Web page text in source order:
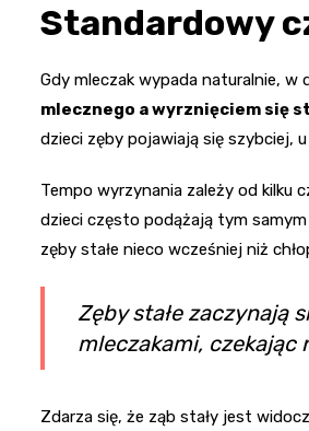
Standardowy
Gdy mleczak wypada naturalnie, w
mlecznego a wyrznięciem się
dzieci zęby pojawiają się szybciej,
Tempo wyrzynania zależy od kilku
dzieci często podążają tym
zęby stałe nieco wcześniej niż
Zęby stałe zaczynają
mleczakami, czekając
Zdarza się, że ząb stały jest